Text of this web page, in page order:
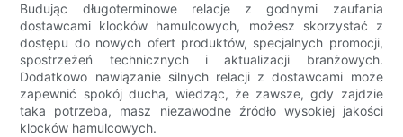
Budując długoterminowe relacje z godnymi zaufania
dostawcami klocków hamulcowych, możesz skorzystać z
dostępu do nowych ofert produktów, specjalnych promocji,
spostrzeżeń technicznych i aktualizacji branżowych.
Dodatkowo nawiązanie silnych relacji z dostawcami może
zapewnić spokój ducha, wiedząc, że zawsze, gdy zajdzie
taka potrzeba, masz niezawodne źródło wysokiej jakości
klocków hamulcowych.